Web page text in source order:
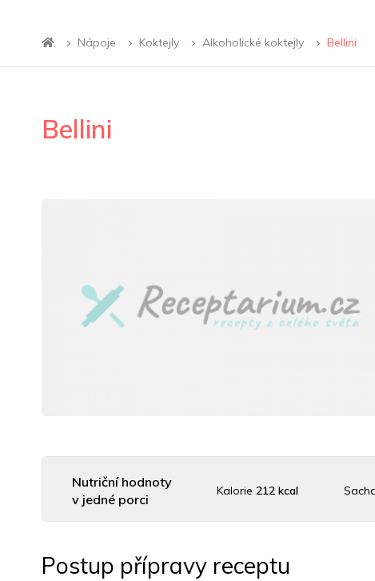
Nápoje Koktejly Alkoholické koktejly Bellini
Bellini
Nutriční hodnoty
v jedné porci
Kalorie212 kcal
Postup přípravy receptu